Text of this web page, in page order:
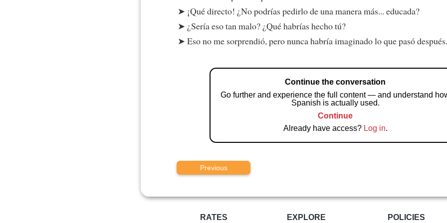
¡Qué directo! ¿No podrías pedirlo de una manera más... educada?
¿Sería eso tan malo? ¿Qué habrías hecho tú?
Eso no me sorprendió, pero nunca habría imaginado lo que pasó después.
Continue the conversation
Go further and experience the full content — and understand
Spanish is actually used.
Continue
Already have access? Log in.
Previous
RATES EXPLORE POLICIES